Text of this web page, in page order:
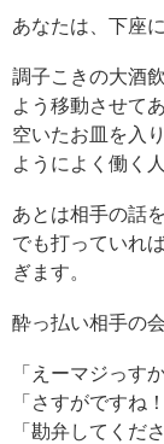
あなたは、下座
調子こきの大酒
よう移動させて
空いたお皿を入
ようによく働く
あとは相手の話
でも打っていれ
ぎます。
酔っ払い相手の
「えーマジっす
「さすがですね！
「勘弁してくだ